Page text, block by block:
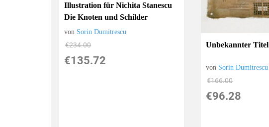
Illustration für Nichita Stanescu
Die Knoten und Schilder
von Sorin Dumitrescu
€234.00
€135.72
Unbekannter Titel
von Sorin Dumitrescu
€166.00
€96.28